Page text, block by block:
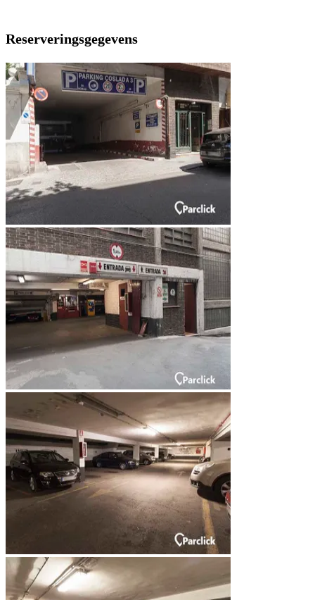
Reserveringsgegevens